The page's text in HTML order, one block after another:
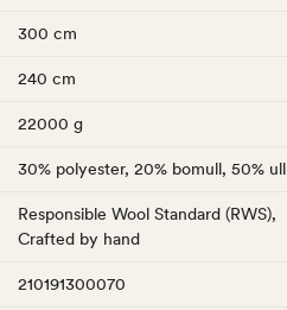
300 cm
240 cm
22000 g
30% polyester, 20% bomull, 50% ull
Responsible Wool Standard (RWS),
Crafted by hand
210191300070